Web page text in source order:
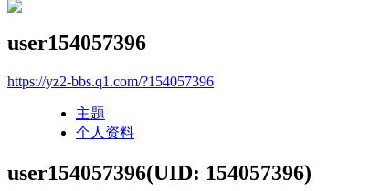
user154057396
https://yz2-bbs.q1.com/?154057396
主题
个人资料
user154057396(UID: 154057396)